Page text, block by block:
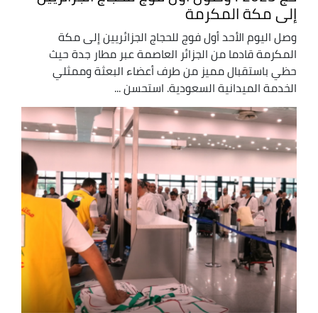
إلى مكة المكرمة
وصل اليوم الأحد أول فوج للحجاج الجزائريين إلى مكة
المكرمة قادما من الجزائر العاصمة عبر مطار جدة حيث
حظي باستقبال مميز من طرف أعضاء البعثة وممثلي
الخدمة الميدانية السعودية. استحسن ...